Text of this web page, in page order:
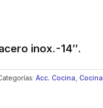
inox.-14″.
Acc. Cocina Cocina